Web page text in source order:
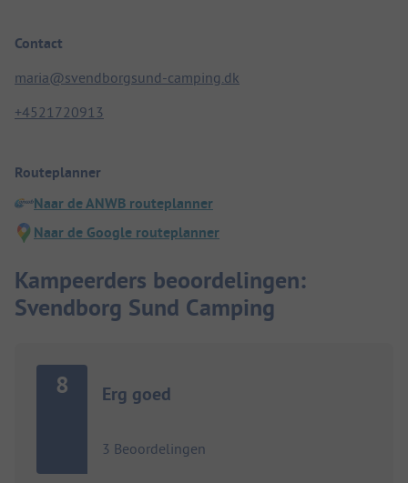
Contact
maria@svendborgsund-camping.dk
+4521720913
Routeplanner
Naar de ANWB routeplanner
Naar de Google routeplanner
Kampeerders beoordelingen:
Svendborg Sund Camping
8 Erg goed
3 Beoordelingen